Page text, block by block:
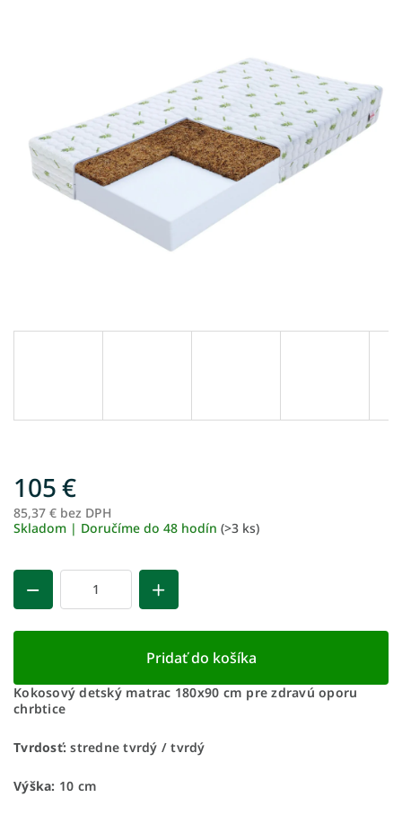
105 €
85,37 € bez DPH
Skladom | Doručíme do 48 hodín (>3 ks)
Pridať do košíka
Kokosový detský matrac 180x90 cm pre zdravú oporu
chrbtice
Tvrdosť: stredne tvrdý / tvrdý
Výška: 10 cm